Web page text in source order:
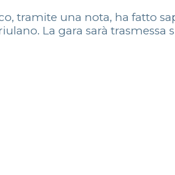
tramite una nota, ha fatto
La gara sarà